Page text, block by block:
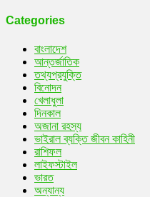
Categories
বাংলাদেশ
আন্তর্জাতিক
তথ্যপ্রযুক্তি
বিনোদন
খেলাধুলা
দিনকাল
অজানা রহস্য
ভাইরাল ব্যক্তি জীবন কাহিনী
রাশিফল
লাইফস্টাইল
ভারত
অন্যান্য